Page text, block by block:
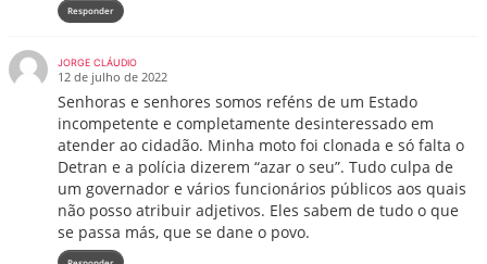
Responder
JORGE CLÁUDIO
12 de julho de 2022
Senhoras e senhores somos reféns de um Estado
incompetente e completamente desinteressado em
atender ao cidadão. Minha moto foi clonada e só falta o
Detran e a polícia dizerem “azar o seu”. Tudo culpa de
um governador e vários funcionários públicos aos quais
não posso atribuir adjetivos. Eles sabem de tudo o que
se passa más, que se dane o povo.